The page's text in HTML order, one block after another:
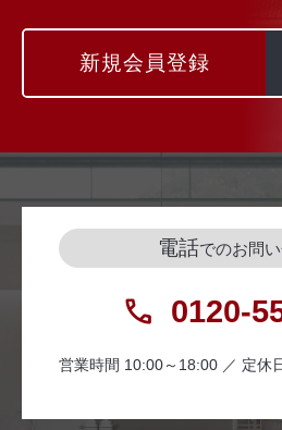
新規会員登録
電話でのお問
0120-
営業時間 10:00～18:00 ／ 定休